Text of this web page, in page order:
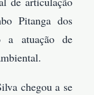
Pitanga dos
a atuação de
chegou a se